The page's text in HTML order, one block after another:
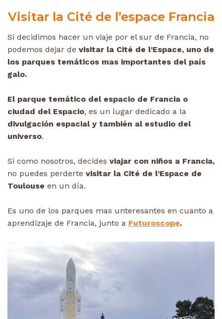
Visitar la Cité de l’espace Francia
Si decidimos hacer un viaje por el sur de Francia, no
podemos dejar de visitar la Cité de l’Espace, uno de
los parques temáticos mas importantes del país
galo.
El parque temático del espacio de Francia o
ciudad del Espacio, es un lugar dedicado a la
divulgación espacial y también al estudio del
universo.
Si como nosotros, decides viajar con niños a Francia,
no puedes perderte visitar la Cité de l’Espace de
Toulouse en un día.
Es uno de los parques mas unteresantes en cuanto a
aprendizaje de Francia, junto a Futuroscope.